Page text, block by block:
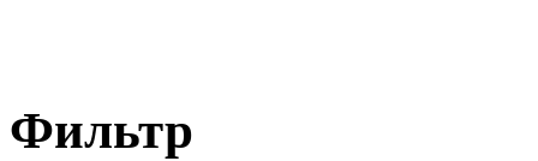
Фильтр